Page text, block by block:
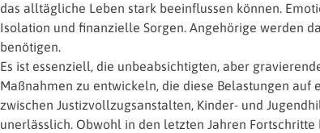
das alltägliche Leben stark beeinflussen können.
Isolation und finanzielle Sorgen. Angehörige werden
benötigen.
Es ist essenziell, die unbeabsichtigten, aber
Maßnahmen zu entwickeln, die diese Belastungen
zwischen Justizvollzugsanstalten, Kinder- und
unerlässlich. Obwohl in den letzten Jahren